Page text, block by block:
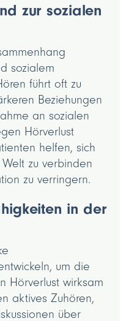
zur sozialen
sozialem
führt oft zu
Beziehungen
an sozialen
Hörverlust
helfen, sich
zu verbinden
zu verringern.
in der
um die
Hörverlust wirksam
aktives Zuhören,
über